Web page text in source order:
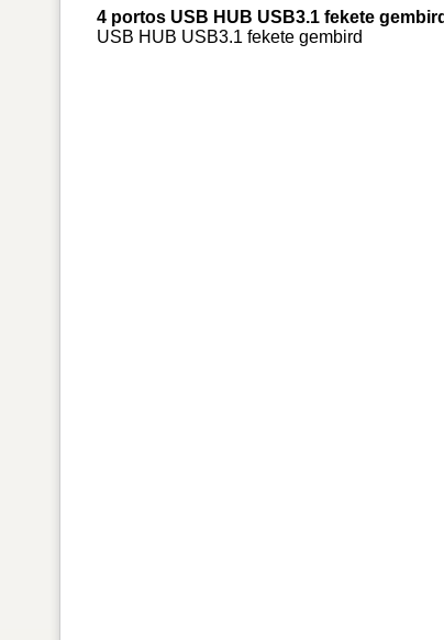
4 portos USB HUB USB3.1 fekete gembird
USB HUB USB3.1 fekete gembird